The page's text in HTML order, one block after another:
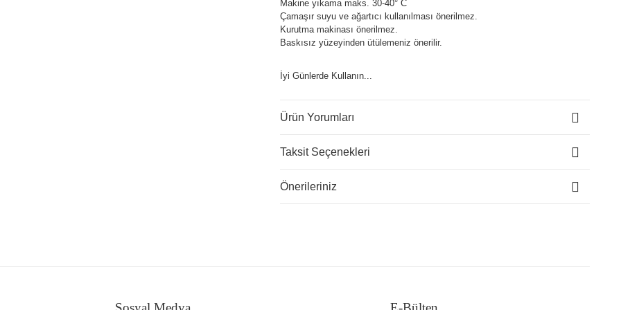
Makine yıkama maks. 30-40° C
Çamaşır suyu ve ağartıcı kullanılması önerilmez.
Kurutma makinası önerilmez.
Baskısız yüzeyinden ütülemeniz önerilir.
İyi Günlerde Kullanın...
Ürün Yorumları
Taksit Seçenekleri
Önerileriniz